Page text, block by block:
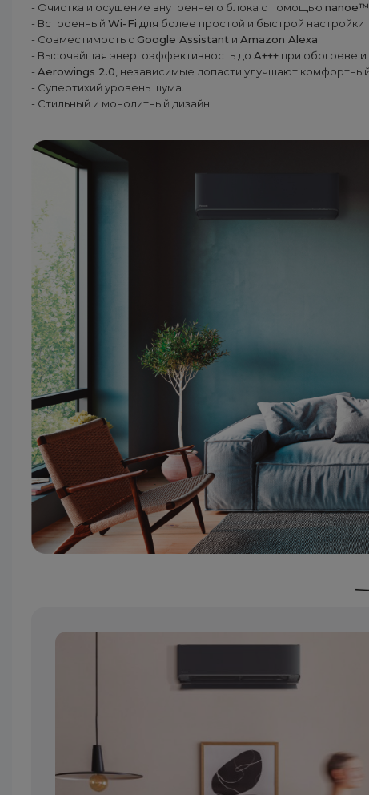
- Очистка и осушение внутреннего блока с помощью nanoe™
- Встроенный Wi-Fi для более простой и быстрой настройки
- Совместимость с Google Assistant и Amazon Alexa
- Высочайшая энергоэффективность до A+++ при обогреве и
- Aerowings 2.0 , независимые лопасти улучшают
- Супертихий уровень шума.
- Стильный и монолитный дизайн